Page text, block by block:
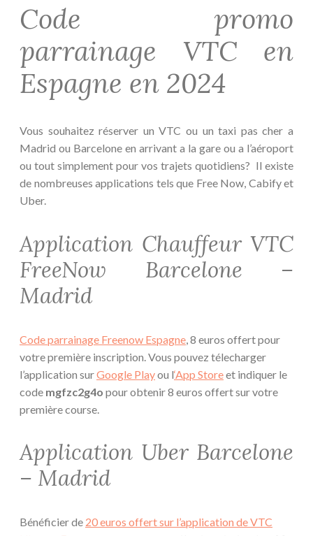
Code promo
parrainage VTC en
Espagne en 2024
Vous souhaitez réserver un VTC ou un taxi pas cher a
Madrid ou Barcelone en arrivant a la gare ou a l’aéroport
ou tout simplement pour vos trajets quotidiens? Il existe
de nombreuses applications tels que Free Now, Cabify et
Uber.
Application Chauffeur VTC
FreeNow Barcelone –
Madrid
Code parrainage Freenow Espagne , 8 euros offert pour
votre première inscription. Vous pouvez télecharger
l’application surGoogle Playou l‘App Storeet indiquer le
code mgfzc2g4o pour obtenir 8 euros offert sur votre
première course.
Application Uber Barcelone
– Madrid
Bénéficier de 20 euros offert sur l’application de VTC